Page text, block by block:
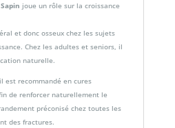
Sapin joue un rôle sur la croissance
et donc osseux chez les sujets
Chez les adultes et seniors, il
naturelle.
est recommandé en cures
de renforcer naturellement le
préconisé chez toutes les
des fractures.